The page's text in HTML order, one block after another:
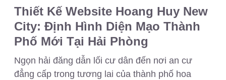
Thiết Kế Website Hoang Huy New
City: Định Hình Diện Mạo Thành
Phố Mới Tại Hải Phòng
Ngọn hải đăng dẫn lối cư dân đến nơi an cư
đẳng cấp trong tương lai của thành phố hoa